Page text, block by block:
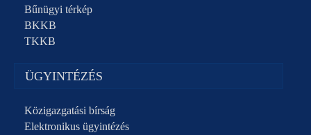
Bűnügyi térkép
BKKB
TKKB
ÜGYINTÉZÉS
Közigazgatási bírság
Elektronikus ügyintézés